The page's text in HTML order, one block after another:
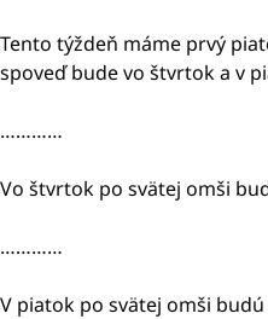
Tento týždeň máme prvý
spoveď bude vo štvrtok a v
…………
Vo štvrtok po svätej omši
…………
V piatok po svätej omši